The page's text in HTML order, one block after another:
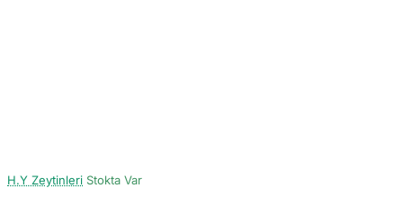
H.Y Zeytinleri Stokta Var